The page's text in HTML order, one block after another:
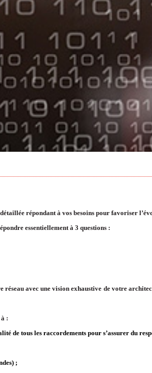
répondant à vos besoins pour favoriser
essentiellement à 3 questions :
réseau avec une vision exhaustive de votre
:
de tous les raccordements pour s’assurer du
;